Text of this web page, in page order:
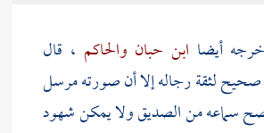
أيضا ابن حبان والحاكم ، قال
صحيح لثقة رجاله إلا أن صورته مرسل
سماعه منالصديقولا يمكن شهود